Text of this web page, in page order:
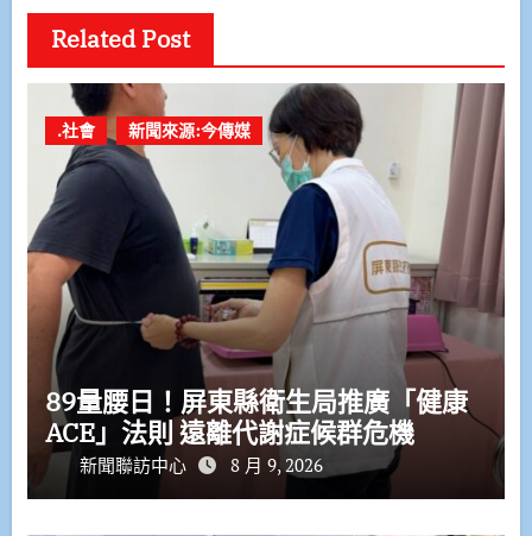
Related Post
.社會 新聞來源:今傳媒
89量腰日！屏東縣衛生局推廣「健康
ACE」法則 遠離代謝症候群危機
新聞聯訪中心 8 月 9, 2026